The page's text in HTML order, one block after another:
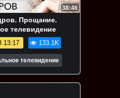
38:46
Прощание.
телевидение
13:17 133.1K
телевидение